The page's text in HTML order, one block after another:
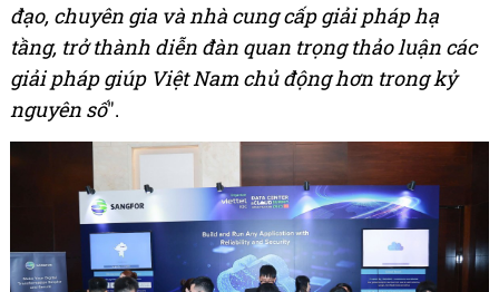
đạo, chuyên gia và nhà cung cấp giải pháp hạ
tầng, trở thành diễn đàn quan trọng thảo luận các
giải pháp giúp Việt Nam chủ động hơn trong kỷ
nguyên số".